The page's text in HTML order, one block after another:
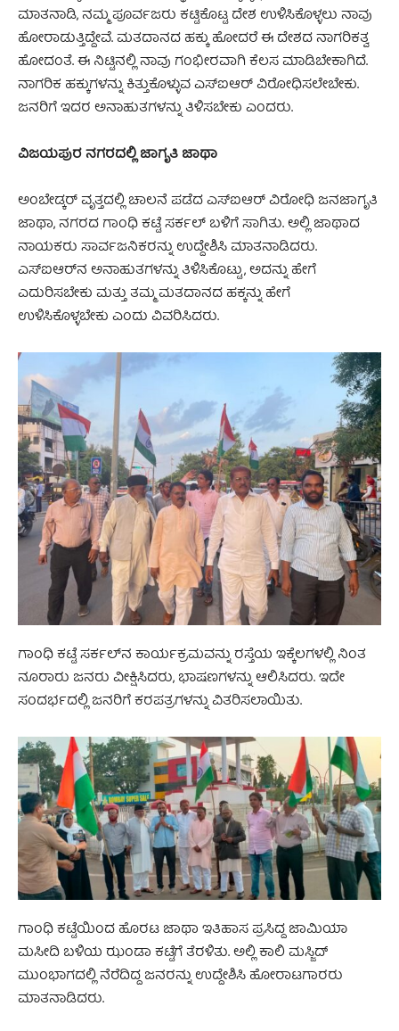
ಮಾತನಾಡಿ, ನಮ್ಮ ಪೂರ್ವಜರು ಕಟ್ಟಿಕೊಟ್ಟ ದೇಶ ಉಳಿಸಿಕೊಳ್ಳಲು ನಾವು
ಹೋರಾಡುತ್ತಿದ್ದೇವೆ. ಮತದಾನದ ಹಕ್ಕು ಹೋದರೆ ಈ ದೇಶದ ನಾಗರಿಕತ್ವ
ಹೋದಂತೆ. ಈ ನಿಟ್ಟಿನಲ್ಲಿ ನಾವು ಗಂಭೀರವಾಗಿ ಕೆಲಸ ಮಾಡಿಬೇಕಾಗಿದೆ.
ನಾಗರಿಕ ಹಕ್ಕುಗಳನ್ನು ಕಿತ್ತುಕೊಳ್ಳುವ ಎಸ್‌ಐಆರ್ ವಿರೋಧಿಸಲೇಬೇಕು.
ಜನರಿಗೆ ಇದರ ಅನಾಹುತಗಳನ್ನು ತಿಳಿಸಬೇಕು ಎಂದರು.
ವಿಜಯಪುರ ನಗರದಲ್ಲಿ ಜಾಗೃತಿ ಜಾಥಾ
ಅಂಬೇಡ್ಕರ್ ವೃತ್ತದಲ್ಲಿ ಚಾಲನೆ ಪಡೆದ ಎಸ್‌ಐಆರ್ ವಿರೋಧಿ ಜನಜಾಗೃತಿ
ಜಾಥಾ, ನಗರದ ಗಾಂಧಿ ಕಟ್ಟೆ ಸರ್ಕಲ್ ಬಳಿಗೆ ಸಾಗಿತು. ಅಲ್ಲಿ ಜಾಥಾದ
ನಾಯಕರು ಸಾರ್ವಜನಿಕರನ್ನು ಉದ್ದೇಶಿಸಿ ಮಾತನಾಡಿದರು.
ಎಸ್‌ಐಆರ್‌ನ ಅನಾಹುತಗಳನ್ನು ತಿಳಿಸಿಕೊಟ್ಟು, ಅದನ್ನು ಹೇಗೆ
ಎದುರಿಸಬೇಕು ಮತ್ತು ತಮ್ಮ ಮತದಾನದ ಹಕ್ಕನ್ನು ಹೇಗೆ
ಉಳಿಸಿಕೊಳ್ಳಬೇಕು ಎಂದು ವಿವರಿಸಿದರು.
ಗಾಂಧಿ ಕಟ್ಟೆ ಸರ್ಕಲ್‌ನ ಕಾರ್ಯಕ್ರಮವನ್ನು ರಸ್ತೆಯ ಇಕ್ಕೆಲಗಳಲ್ಲಿ ನಿಂತ
ನೂರಾರು ಜನರು ವೀಕ್ಷಿಸಿದರು, ಭಾಷಣಗಳನ್ನು ಆಲಿಸಿದರು. ಇದೇ
ಸಂದರ್ಭದಲ್ಲಿ ಜನರಿಗೆ ಕರಪತ್ರಗಳನ್ನು ವಿತರಿಸಲಾಯಿತು.
ಗಾಂಧಿ ಕಟ್ಟೆಯಿಂದ ಹೊರಟ ಜಾಥಾ ಇತಿಹಾಸ ಪ್ರಸಿದ್ದ ಜಾಮಿಯಾ
ಮಸೀದಿ ಬಳಿಯ ಝಂಡಾ ಕಟ್ಟೆಗೆ ತೆರಳಿತು. ಅಲ್ಲಿ ಕಾಲಿ ಮಸ್ಜಿದ್
ಮುಂಭಾಗದಲ್ಲಿ ನೆರೆದಿದ್ದ ಜನರನ್ನು ಉದ್ದೇಶಿಸಿ ಹೋರಾಟಗಾರರು
ಮಾತನಾಡಿದರು.